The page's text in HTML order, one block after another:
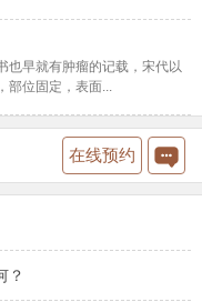
也早就有肿瘤的记载，宋代以
部位固定，表面...
在线预约
？